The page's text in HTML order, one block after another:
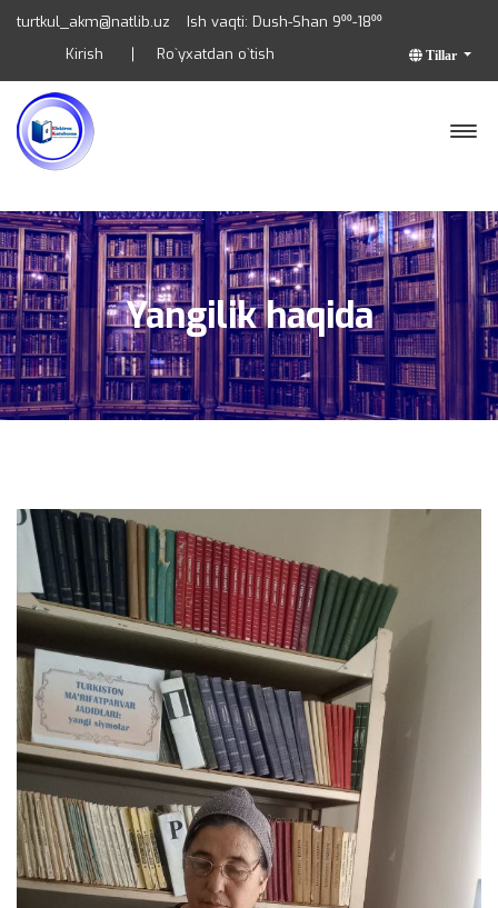
turtkul_akm@natlib.uz Ish vaqti: Dush-Shan 9⁰⁰-18⁰⁰
Tillar
Kirish Ro`yxatdan o`tish
Yangilik haqida